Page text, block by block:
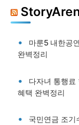
마룬5 내한공
완벽정리
다자녀 통행료
혜택 완벽정리
국민연금 조기